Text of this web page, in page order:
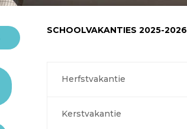
SCHOOLVAKANTIES 2025-2026
Herfstvakantie
Kerstvakantie